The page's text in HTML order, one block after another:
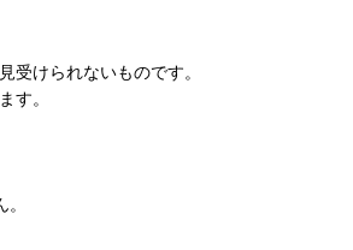
受けられないものです。
す。